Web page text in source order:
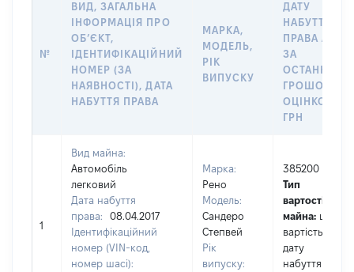
№
ВИД, ЗАГАЛЬНА
ІНФОРМАЦІЯ ПРО
ОБʼЄКТ,
ІДЕНТИФІКАЦІЙНИЙ
НОМЕР (ЗА
НАЯВНОСТІ), ДАТА
НАБУТТЯ ПРАВА
МАРКА,
МОДЕЛЬ,
РІК
ВИПУСКУ
ДАТУ
НАБУТТЯ
ПРАВА АБО
ЗА
ГРОШОВОЮ
ОЦІНКОЮ,
ГРН
1
Вид майна:
Автомобіль
легковий
Дата набуття
права:
08.04.2017
Ідентифікаційний
номер (VIN-код,
номер шасі):
Марка:
Рено
Модель:
Сандеро
Степвей
Рік
випуску:
385200
Тип
вартості
майна: це
вартість на
дату
набуття